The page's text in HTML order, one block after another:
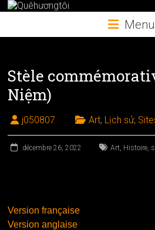
Skip
Menu
Stèle
Niệm)
j050807 Art, Lịch sử,
décembre 26, 2022 Art, Histoire,
Version française
Version anglaise